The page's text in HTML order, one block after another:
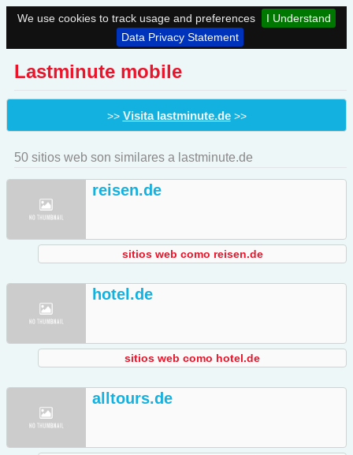
We use cookies to track usage and preferences
I Understand
Data Privacy Statement
Lastminute mobile
>> Visita lastminute.de>>
50 sitios web son similares a lastminute.de
reisen.de
sitios web como reisen.de
hotel.de
sitios web como hotel.de
alltours.de